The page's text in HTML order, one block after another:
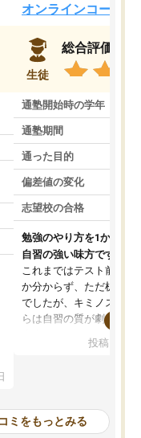
オンラインコース
生徒
総合評価
通塾開始時の学年
通塾期間
通った目的
偏差値の変化
志望校の合格
勉強のやり方を1から教
自習の強い味方です。
これまではテスト前に何
か分からず、ただ机に座
でしたが、キミノスクー
らは自習の質が劇的に変
を明確にしてくれるの
の仕方をコーチングして
ルなので、家での学習習
投稿日：
ミをもっとみる